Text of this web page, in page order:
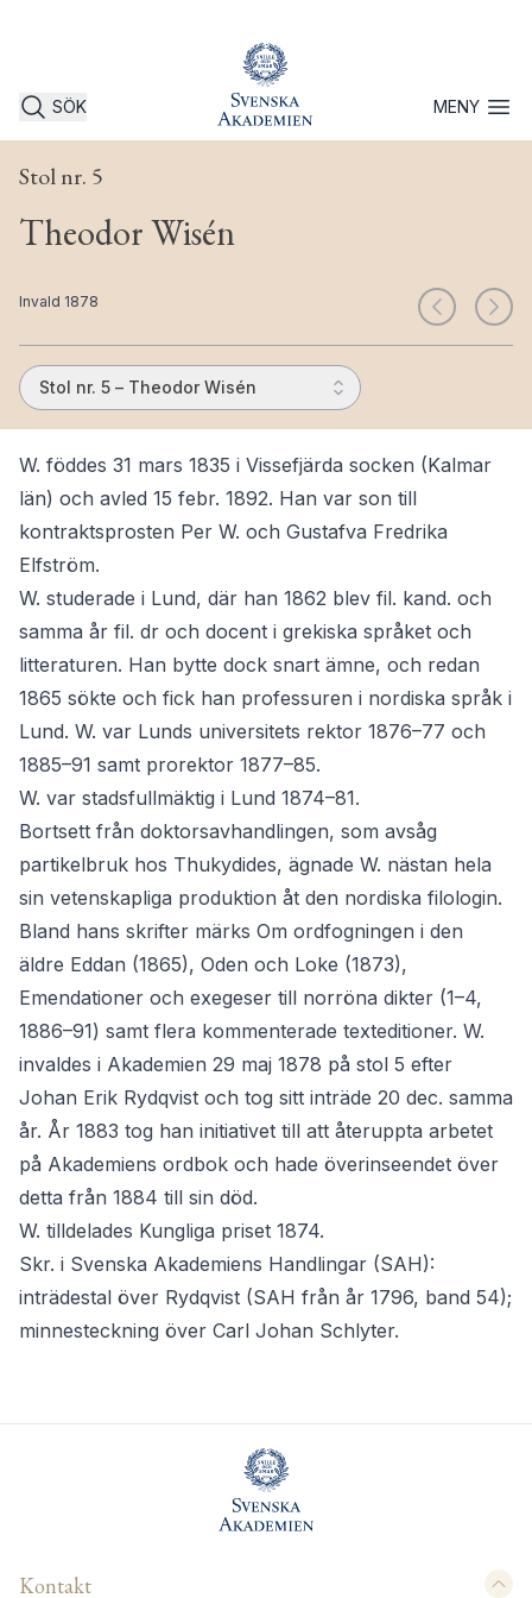
SÖK MENYÖppna
Stol nr. 5
Theodor Wisén
Invald 1878
Stol nr. 5 – Theodor Wisén
W. föddes 31 mars 1835 i Vissefjärda socken (Kalmar
län) och avled 15 febr. 1892. Han var son till
kontraktsprosten Per W. och Gustafva Fredrika
Elfström.
W. studerade i Lund, där han 1862 blev fil. kand. och
samma år fil. dr och docent i grekiska språket och
litteraturen. Han bytte dock snart ämne, och redan
1865 sökte och fick han professuren i nordiska språk i
Lund. W. var Lunds universitets rektor 1876–77 och
1885–91 samt prorektor 1877–85.
W. var stadsfullmäktig i Lund 1874–81.
Bortsett från doktorsavhandlingen, som avsåg
partikelbruk hos Thukydides, ägnade W. nästan hela
sin vetenskapliga produktion åt den nordiska filologin.
Bland hans skrifter märks Om ordfogningen i den
äldre Eddan (1865), Oden och Loke (1873),
Emendationer och exegeser till norröna dikter (1–4,
1886–91) samt flera kommenterade texteditioner. W.
invaldes i Akademien 29 maj 1878 på stol 5 efter
Johan Erik Rydqvist och tog sitt inträde 20 dec. samma
år. År 1883 tog han initiativet till att återuppta arbetet
på Akademiens ordbok och hade överinseendet över
detta från 1884 till sin död.
W. tilldelades Kungliga priset 1874.
Skr. i Svenska Akademiens Handlingar (SAH):
inträdestal över Rydqvist (SAH från år 1796, band 54);
minnesteckning över Carl Johan Schlyter.
Kontakt